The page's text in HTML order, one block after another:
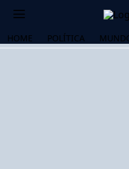
HOME POLÍTICA